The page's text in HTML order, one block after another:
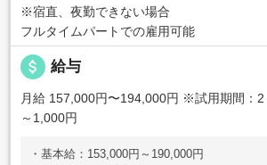
※宿直、夜勤できない場合
フルタイムパートでの雇用可能
attach_money 給与
月給 157,000円〜194,000円 ※試用期間：2
～1,000円
・基本給：153,000円～190,000円